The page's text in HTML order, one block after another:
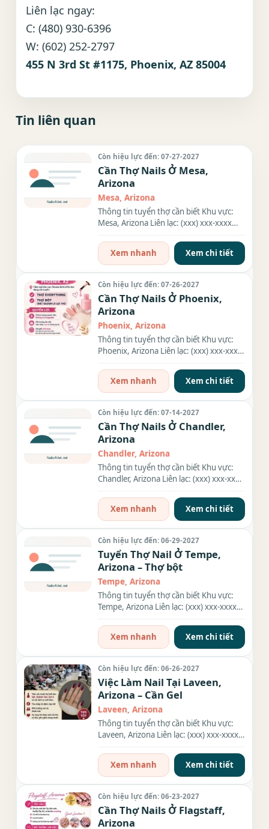
Liên lạc ngay:
C: (480) 930-6396
W: (602) 252-2797
455 N 3rd St #1175, Phoenix, AZ 85004
Tin liên quan
Còn hiệu lực đến: 07-27-2027
Cần Thợ Nails Ở Mesa,
Arizona
Mesa, Arizona
Thông tin tuyển thợ cần biết Khu vực:
Mesa, Arizona Liên lạc: (xxx) xxx-xxxx
Xem nhanh
Xem chi tiết
Còn hiệu lực đến: 07-26-2027
Cần Thợ Nails Ở Phoenix,
Arizona
Phoenix, Arizona
Thông tin tuyển thợ cần biết Khu vực:
Phoenix, Arizona Liên lạc: (xxx) xxx-xxxx
Xem nhanh
Xem chi tiết
Còn hiệu lực đến: 07-14-2027
Cần Thợ Nails Ở Chandler,
Arizona
Chandler, Arizona
Thông tin tuyển thợ cần biết Khu vực:
Chandler, Arizona Liên lạc: (xxx) xxx-xxxx
Xem nhanh
Xem chi tiết
Còn hiệu lực đến: 06-29-2027
Tuyển Thợ Nail Ở Tempe,
Arizona – Thợ bột
Tempe, Arizona
Thông tin tuyển thợ cần biết Khu vực:
Tempe, Arizona Liên lạc: (xxx) xxx-xxxx
Xem nhanh
Xem chi tiết
Còn hiệu lực đến: 06-26-2027
Việc Làm Nail Tại Laveen,
Arizona – Cần Gel
Laveen, Arizona
Thông tin tuyển thợ cần biết Khu vực:
Laveen, Arizona Liên lạc: (xxx) xxx-xxxx
Xem nhanh
Xem chi tiết
Còn hiệu lực đến: 06-23-2027
Cần Thợ Nails Ở Flagstaff,
Arizona